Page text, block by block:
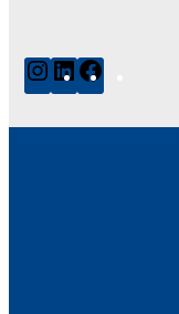
فیس‌بوک